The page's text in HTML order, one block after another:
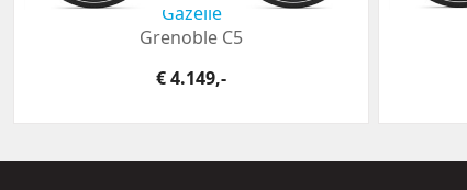
Gazelle
Grenoble C5
€ 4.149,-